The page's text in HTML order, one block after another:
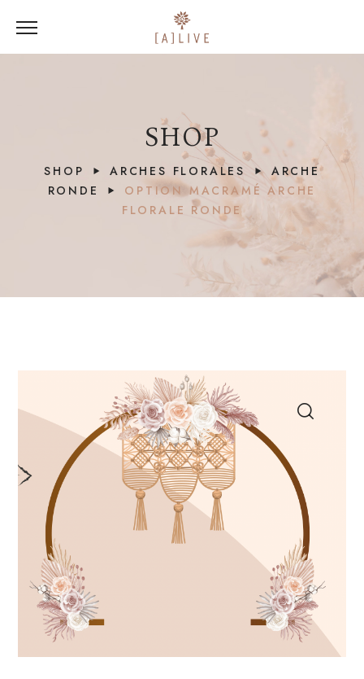
SHOP
SHOP ARCHES FLORALES
ARCHE
RONDE
OPTION MACRAMÉ ARCHE
FLORALE RONDE